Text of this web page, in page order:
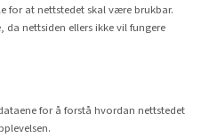
for at nettstedet skal være brukbar.
da nettsiden ellers ikke vil fungere
for å forstå hvordan nettstedet